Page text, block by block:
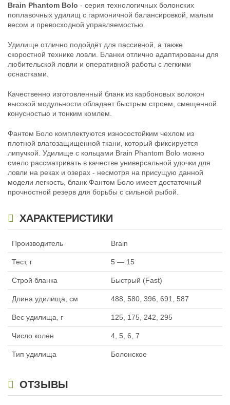
Brain Phantom Bolo - серия технологичных болонских
поплавочных удилищ с гармоничной балансировкой, малым
весом и превосходной управляемостью.
Удилище отлично подойдёт для пассивной, а также
скоростной технике ловли. Бланки отлично адаптированы для
любительской ловли и оперативной работы с легкими
оснастками.
Качественно изготовленный бланк из карбоновых волокон
высокой модульности обладает быстрым строем, смещенной
конусностью и тонким комлем.
Фантом Боло комплектуются износостойким чехлом из
плотной влагозащищенной ткани, который фиксируется
липучкой. Удилище с кольцами Brain Phantom Bolo можно
смело рассматривать в качестве универсальной удочки для
ловли на реках и озерах - несмотря на присущую данной
модели легкость, бланк Фантом Боло имеет достаточный
прочностной резерв для борьбы с сильной рыбой.
ХАРАКТЕРИСТИКИ
Производитель Brain
Тест, г 5 — 15
Строй бланка Быстрый (Fast)
Длина удилища, см 488, 580, 396, 691, 587
Вес удилища, г 125, 175, 242, 295
Число колен 4, 5, 6, 7
Тип удилища Болонское
ОТЗЫВЫ